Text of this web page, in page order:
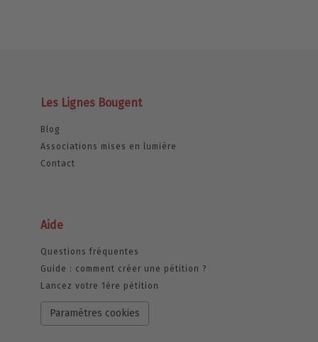
Les Lignes Bougent
Blog
Associations mises en lumière
Contact
Aide
Questions fréquentes
Guide : comment créer une pétition ?
Lancez votre 1ère pétition
Paramètres cookies